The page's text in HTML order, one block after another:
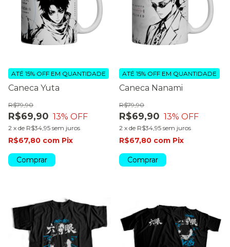
Caneca Yuta
R$69,90
R$79,90
13% OFF
2 x de R$34,95 sem juros
ATÉ 15% OFF EM QUANTIDADE
R$67,80 com Pix
Comprar
Caneca Nanami
R$69,90
R$79,90
13% OFF
2 x de R$34,95 sem juros
ATÉ 15% OFF EM QUANTIDADE
R$67,80 com Pix
Comprar